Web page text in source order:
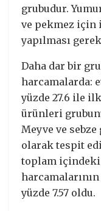
grubudur.
ve pekmez için
yapılması
Daha dar bir
harcamalarda:
yüzde 27.6 ile
ürünleri
Meyve ve sebze
olarak tespit
toplam içindeki
yüzde 7.57 oldu.